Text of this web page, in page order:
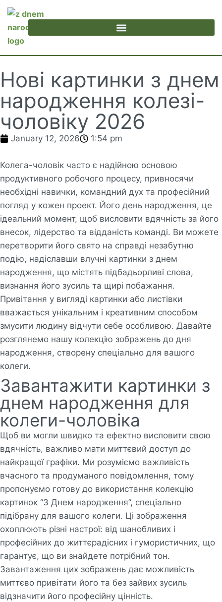
Нові картинки з днем
народження колезі-
чоловіку 2026
January 12, 2026 1:54 pm
Колега-чоловік часто є надійною основою
продуктивного робочого процесу, привносячи
необхідні навички, командний дух та професійний
погляд у кожен проект. Його день народження, це
ідеальний момент, щоб висловити вдячність за його
внесок, лідерство та відданість команді. Ви можете
перетворити його свято на справді незабутню
подію, надіславши влучні картинки з днем
народження, що містять підбадьорливі слова,
визнання його зусиль та щирі побажання.
Привітання у вигляді картинки або листівки
вважається унікальним і креативним способом
змусити людину відчути себе особливою. Давайте
розглянемо нашу колекцію зображень до дня
народження, створену спеціально для вашого
колеги.
Завантажити картинки з
днем народження для
колеги-чоловіка
Щоб ви могли швидко та ефектно висловити свою
вдячність, важливо мати миттєвий доступ до
найкращої графіки. Ми розуміємо важливість
вчасного та продуманого повідомлення, тому
пропонуємо готову до використання колекцію
картинок “З Днем народження”, спеціально
підібрану для вашого колеги. Ці зображення
охоплюють різні настрої: від шанобливих і
професійних до життєрадісних і гумористичних, що
гарантує, що ви знайдете потрібний тон.
Завантаження цих зображень дає можливість
миттєво привітати його та без зайвих зусиль
відзначити його професійну цінність.